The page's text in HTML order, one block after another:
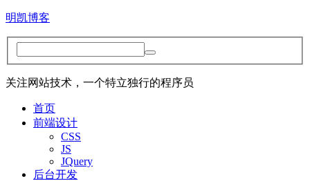
明凯博客
关注网站技术，一个特立独行的程序员
首页
前端设计
CSS
JS
JQuery
后台开发